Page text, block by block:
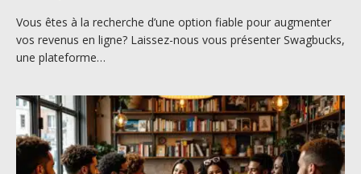
Vous êtes à la recherche d’une option fiable pour augmenter
vos revenus en ligne? Laissez-nous vous présenter Swagbucks,
une plateforme…